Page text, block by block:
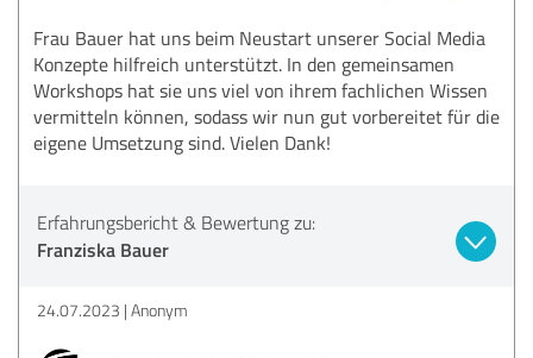
Frau Bauer hat uns beim Neustart unserer Social Media
Konzepte hilfreich unterstützt. In den gemeinsamen
Workshops hat sie uns viel von ihrem fachlichen Wissen
vermitteln können, sodass wir nun gut vorbereitet für die
eigene Umsetzung sind. Vielen Dank!
Erfahrungsbericht & Bewertung zu:
Franziska Bauer
24.07.2023 Anonym